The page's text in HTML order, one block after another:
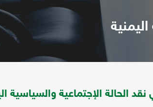
الحالة الإجتماعية والسياسية